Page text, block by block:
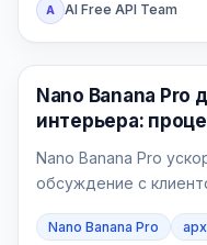
A AI Free API Team
Генерация
Nano Banana Pro
интерьера:
Nano Banana Pro
обсуждение с
Главное —
Nano Banana Pro